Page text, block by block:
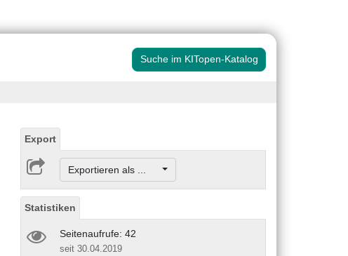
Suche im KITopen-Katalog
Export
Exportieren als ...
Statistiken
Seitenaufrufe: 42
seit 30.04.2019